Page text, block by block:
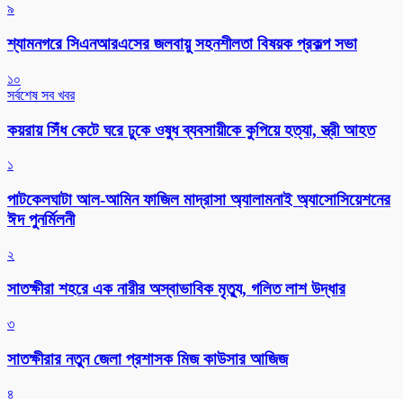
৯
শ্যামনগরে সিএনআরএসের জলবায়ু সহনশীলতা বিষয়ক প্রকল্প সভা
১০
সর্বশেষ সব খবর
কয়রায় সিঁধ কেটে ঘরে ঢুকে ওষুধ ব্যবসায়ীকে কুপিয়ে হত্যা, স্ত্রী আহত
১
পাটকেলঘাটা আল-আমিন ফাজিল মাদ্রাসা অ্যালামনাই অ্যাসোসিয়েশনের
ঈদ পুনর্মিলনী
২
সাতক্ষীরা শহরে এক নারীর অস্বাভাবিক মৃত্যু, গলিত লাশ উদ্ধার
৩
সাতক্ষীরার নতুন জেলা প্রশাসক মিজ কাউসার আজিজ
৪